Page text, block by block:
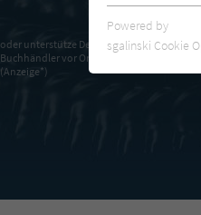
oder unterstütze Deinen
Buchhändler vor Ort
(Anzeige*)
Essentielle
benötigt.
funktioniert.
Powered by
sgalinski Cookie